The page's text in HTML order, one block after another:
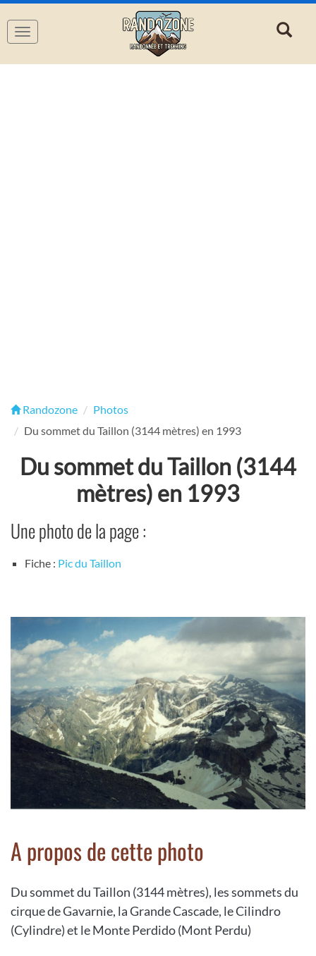
Navigation
Randozone
Photos
Du sommet du Taillon (3144 mètres) en 1993
Du sommet du Taillon (3144
mètres) en 1993
Une photo de la page :
Fiche : Pic du Taillon
A propos de cette photo
Du sommet du Taillon (3144 mètres), les sommets du
cirque de Gavarnie, la Grande Cascade, le Cilindro
(Cylindre) et le Monte Perdido (Mont Perdu)